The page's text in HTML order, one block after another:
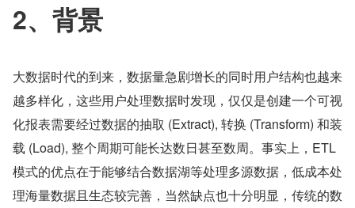
2、背景
大数据时代的到来，数据量急剧增长的同时用户结构也越来
越多样化，这些用户处理数据时发现，仅仅是创建一个可视
化报表需要经过数据的抽取 (Extract), 转换 (Transform) 和装
载 (Load), 整个周期可能长达数日甚至数周。事实上，ETL
模式的优点在于能够结合数据湖等处理多源数据，低成本处
理海量数据且生态较完善，当然缺点也十分明显，传统的数